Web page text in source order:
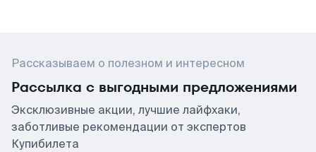
Рассказываем о полезном и интересном
Рассылка с выгодными предложениями
Эксклюзивные акции, лучшие лайфхаки,
заботливые рекомендации от экспертов
Купибилета